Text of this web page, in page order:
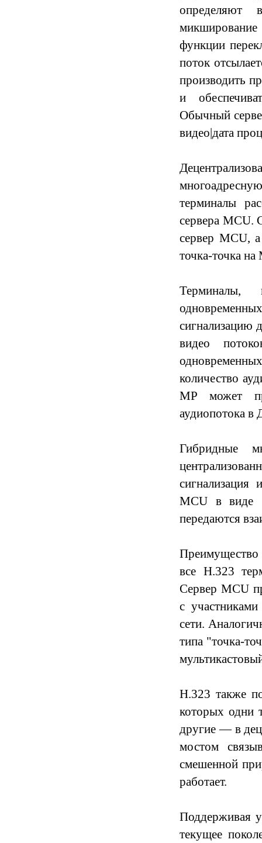
определяют
функции
поток
производить
и
Обычный
видео|дата
терминалы
сервера MCU.
сервер MCU,
точка-точка на
Терминалы,
сигнализацию
видео
количество
MP может
аудиопотока
Гибридные
MCU в виде
передаются
Преимущество
все H.323
Сервер MCU
с
сети.
типа "точка-
H.323 также
которых одни
другие— в
мостом
смешенной
работает.
Поддерживая
текущее